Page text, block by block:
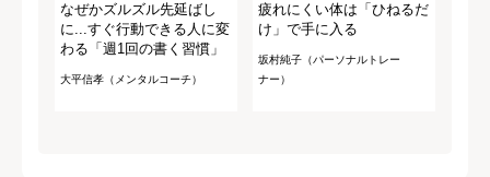
なぜかズルズル先延ばし
に...すぐ行動できる人に変
わる「週1回の書く習慣」
大平信孝（メンタルコーチ）
疲れにくい体は「ひねるだ
け」で手に入る
坂村純子（パーソナルトレー
ナー）